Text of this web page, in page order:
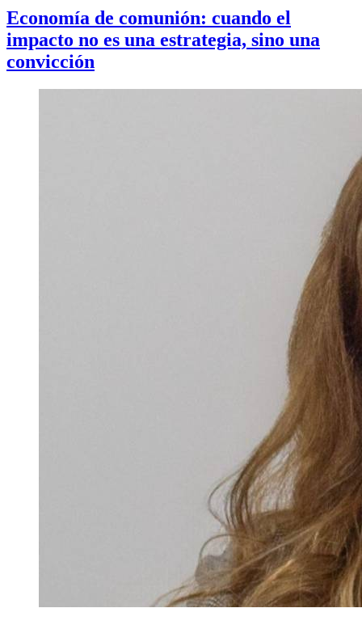
Economía de comunión: cuando el
impacto no es una estrategia, sino una
convicción